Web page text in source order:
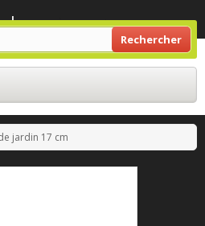
Rechercher
Retour À L'accueil
jardin 17 cm